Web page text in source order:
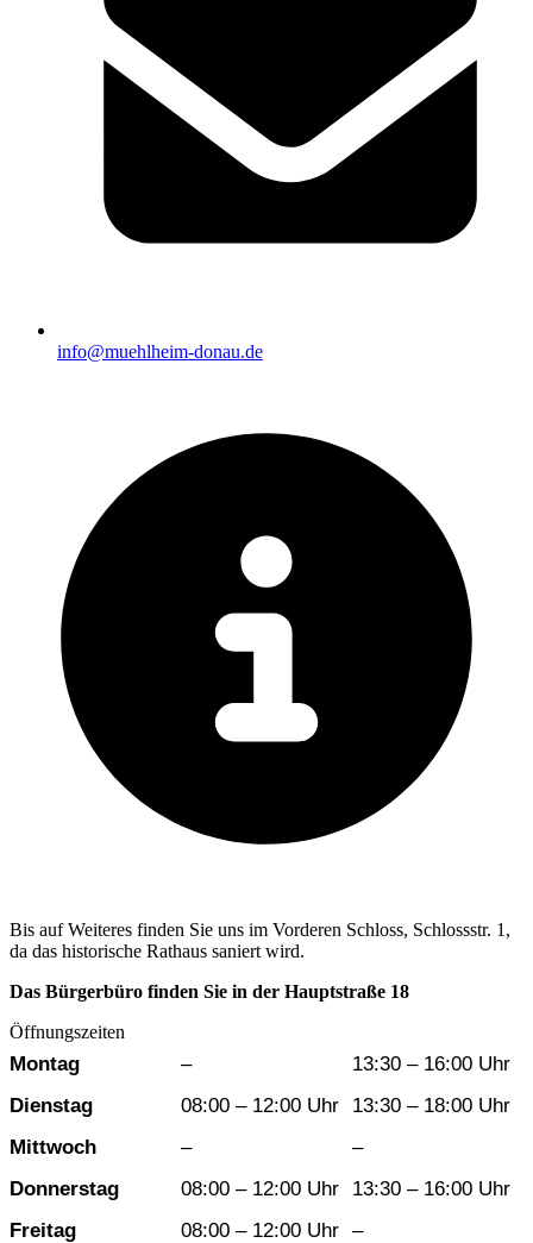
info@muehlheim-donau.de
Bis auf Weiteres finden Sie uns im Vorderen Schloss, Schlossstr. 1,
da das historische Rathaus saniert wird.
Das Bürgerbüro finden Sie in der Hauptstraße 18
Öffnungszeiten
Wochentag Vormittag
Montag –
13:30 – 16:00 Uhr
Dienstag
08:00 – 12:00 Uhr
13:30 – 18:00 Uhr
Mittwoch
–
–
Donnerstag
08:00 – 12:00 Uhr
13:30 – 16:00 Uhr
Freitag
08:00 – 12:00 Uhr –